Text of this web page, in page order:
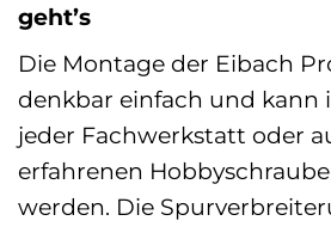
geht’s
Die Montage der Eibach
denkbar einfach und kann
jeder Fachwerkstatt oder
erfahrenen
werden. Die